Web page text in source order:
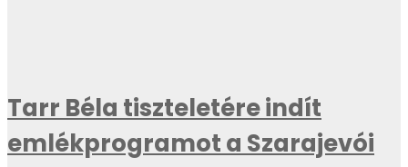
Tarr Béla tiszteletére indít
emlékprogramot a Szarajevói